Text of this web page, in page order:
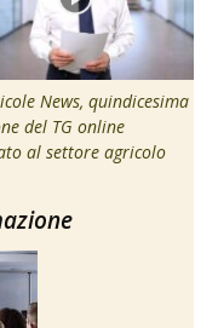
News, quindicesima
del TG online
al settore agricolo